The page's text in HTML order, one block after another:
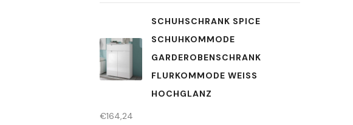
SCHUHSCHRANK SPICE
SCHUHKOMMODE
GARDEROBENSCHRANK
FLURKOMMODE WEISS H
OCHGLANZ
€164,24